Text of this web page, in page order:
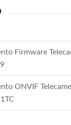
Firmware
ONVIF